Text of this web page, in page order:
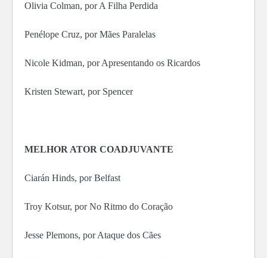
Olivia Colman, por A Filha Perdida
Penélope Cruz, por Mães Paralelas
Nicole Kidman, por Apresentando os Ricardos
Kristen Stewart, por Spencer
MELHOR ATOR COADJUVANTE
Ciarán Hinds, por Belfast
Troy Kotsur, por No Ritmo do Coração
Jesse Plemons, por Ataque dos Cães